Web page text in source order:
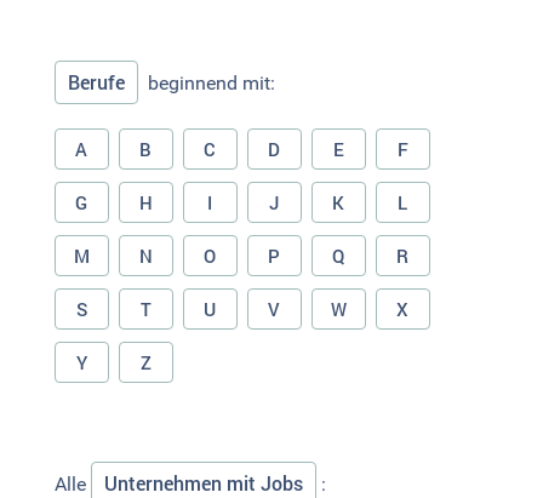
Berufe beginnend mit:
A B C D E F
G H I J K L
M N O P Q R
S T U V W X
Y Z
Alle Unternehmen mit Jobs :